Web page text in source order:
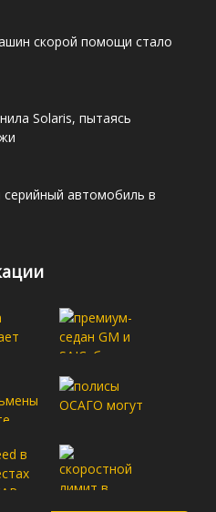
скорой помощи стало
Solaris, пытаясь
автомобиль в